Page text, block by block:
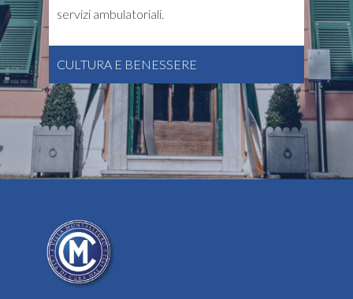
servizi ambulatoriali.
CULTURA E BENESSERE